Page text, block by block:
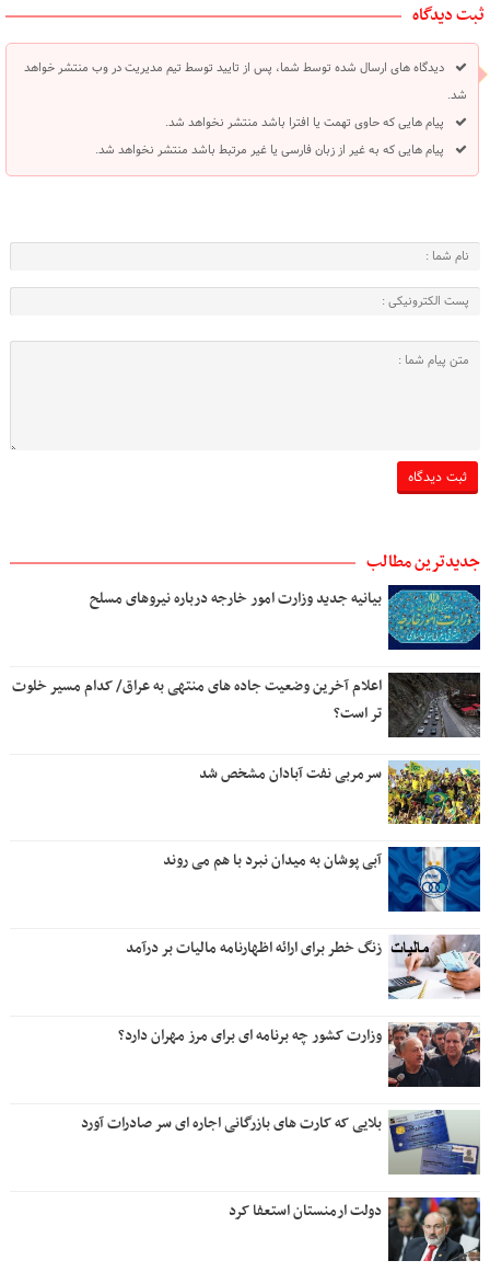
ثبت دیدگاه
دیدگاه های ارسال شده توسط شما، پس از تایید توسط تیم مدیریت در وب منتشر خواهد
شد.
پیام هایی که حاوی تهمت یا افترا باشد منتشر نخواهد شد.
پیام هایی که به غیر از زبان فارسی یا غیر مرتبط باشد منتشر نخواهد شد.
جدیدترین مطالب
بیانیه جدید وزارت امور خارجه درباره نیروهای مسلح
اعلام آخرین وضعیت جاده های منتهی به عراق/ کدام مسیر خلوت
تر است؟
سرمربی نفت آبادان مشخص شد
آبی پوشان به میدان نبرد با هم می روند
زنگ خطر برای ارائه اظهارنامه مالیات بر درآمد
وزارت کشور چه برنامه ای برای مرز مهران دارد؟
بلایی که کارت های بازرگانی اجاره ای سر صادرات آورد
دولت ارمنستان استعفا کرد